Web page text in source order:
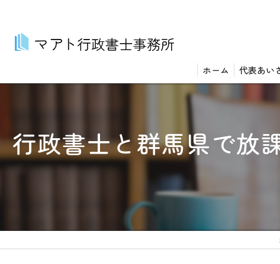
ホーム 代表あい
行政書士と群馬県で放